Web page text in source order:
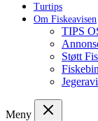
Turtips
Om Fiskeavisen
TIPS
Støtt
Meny